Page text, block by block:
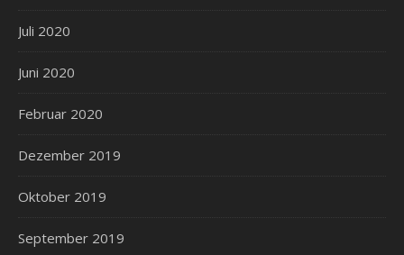
Juli 2020
Juni 2020
Februar 2020
Dezember 2019
Oktober 2019
September 2019